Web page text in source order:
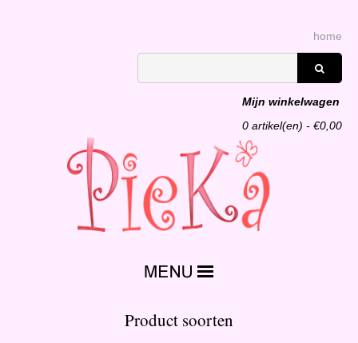
home
Mijn winkelwagen
0 artikel(en) - €0,00
Product soorten